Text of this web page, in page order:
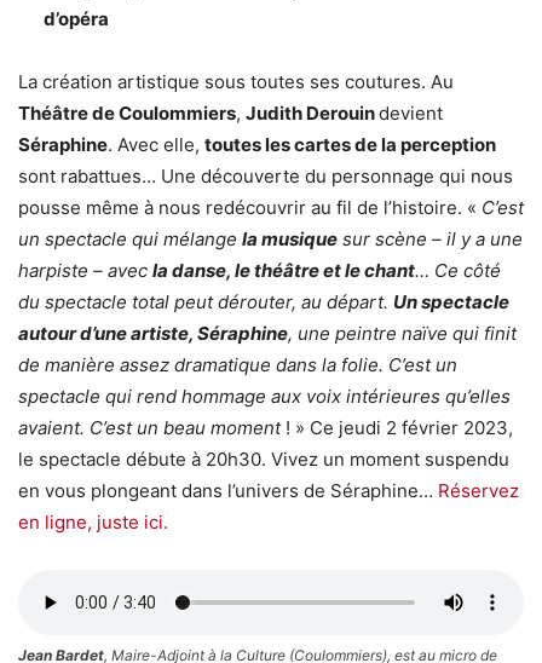
d’opéra
La création artistique sous toutes ses coutures. Au
Théâtre de Coulommiers, Judith Derouindevient
Séraphine. Avec elle, toutes les cartes de la perception
sont rabattues… Une découverte du personnage qui nous
pousse même à nous redécouvrir au fil de l’histoire. « C’est
un spectacle qui mélange la musique sur scène – il y a une
harpiste – avec la danse, le théâtre et le chant… Ce côté
du spectacle total peut dérouter, au départ. Un spectacle
autour d’une artiste, Séraphine, une peintre naïve qui finit
de manière assez dramatique dans la folie. C’est un
spectacle qui rend hommage aux voix intérieures qu’elles
avaient. C’est un beau moment ! » Ce jeudi 2 février 2023,
le spectacle débute à 20h30. Vivez un moment suspendu
en vous plongeant dans l’univers de Séraphine… Réservez
en ligne, juste ici.
Jean Bardet, Maire-Adjoint à la Culture (Coulommiers), est au micro de